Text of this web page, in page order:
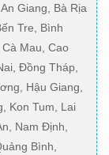
An Giang, Bà Rịa
Tre, Bình
Mau, Cao
Đồng Tháp,
Hậu Giang,
Kon Tum, Lai
Nam Định,
Bình,